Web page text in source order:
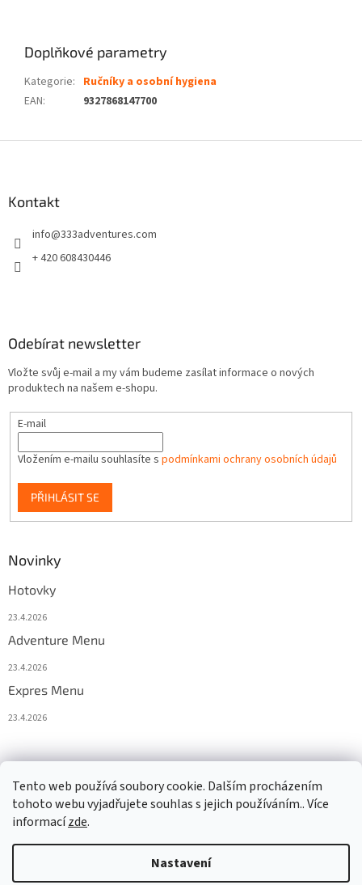
Tento web používá soubory cookie. Dalším procházením
tohoto webu vyjadřujete souhlas s jejich používáním.. Více
informacízde.
Nastavení
Doplňkové parametry
Kategorie: Ručníky a osobní hygiena
EAN: 9327868147700
Kontakt
info@333adventures.com
+ 420 608430446
Odebírat newsletter
Vložte svůj e-mail a my vám budeme zasílat informace o nových
produktech na našem e-shopu.
E-mail
Vložením e-mailu souhlasíte s podmínkami ochrany osobních údajů
PŘIHLÁSIT SE
Novinky
Hotovky
23.4.2026
Adventure Menu
23.4.2026
Expres Menu
23.4.2026